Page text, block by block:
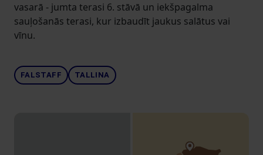
vasarā - jumta terasi 6. stāvā un iekšpagalma
sauļošanās terasi, kur izbaudīt jaukus salātus vai
vīnu.
FALSTAFF TALLINA